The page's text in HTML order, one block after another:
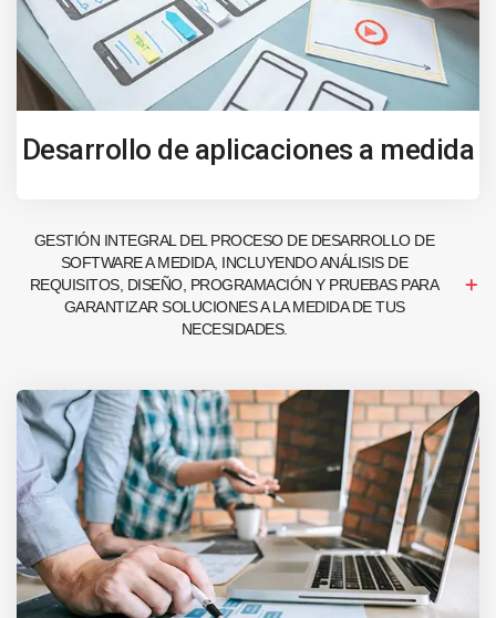
Desarrollo de aplicaciones a medida
GESTIÓN INTEGRAL DEL PROCESO DE DESARROLLO DE
SOFTWARE A MEDIDA, INCLUYENDO ANÁLISIS DE
REQUISITOS, DISEÑO, PROGRAMACIÓN Y PRUEBAS PARA
GARANTIZAR SOLUCIONES A LA MEDIDA DE TUS
NECESIDADES.